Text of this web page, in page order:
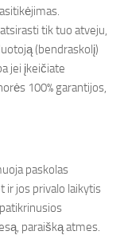
tik tuo atveju,
(bendraskolį)
jei įkeičiate
100% garantijos,
paskolas
ir jos privalo laikytis
paraišką atmes.